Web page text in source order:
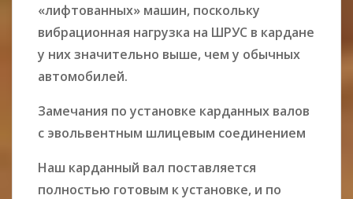
«лифтованных» машин, поскольку
вибрационная нагрузка на ШРУС в кардане
у них значительно выше, чем у обычных
автомобилей.
Замечания по установке карданных валов
с эвольвентным шлицевым соединением
Наш карданный вал поставляется
полностью готовым к установке, и по